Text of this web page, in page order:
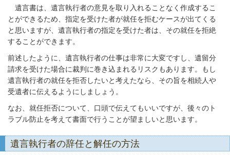
遺言書は、遺言執行者の意見を取り入れることなく作成するこ
とができるため、指定を受けた者が就任を拒むケースが出てくる
と思いますが、遺言執行者の指定を受けた者は、その就任を拒絶
することができます。
前述したように、遺言執行者の仕事は非常に大変ですし、遺留分
請求を受けた場合に裁判に巻き込まれるリスクもあります。もし
遺言執行者の就任を拒否したいと考えたなら、その旨を相続人や
受遺者に伝えるようにしましょう。
なお、就任拒否について、口頭で伝えてもいいですが、後々のト
ラブル防止を考えて書面で行うことが望ましいと思います。
遺言執行者の辞任と解任の方法